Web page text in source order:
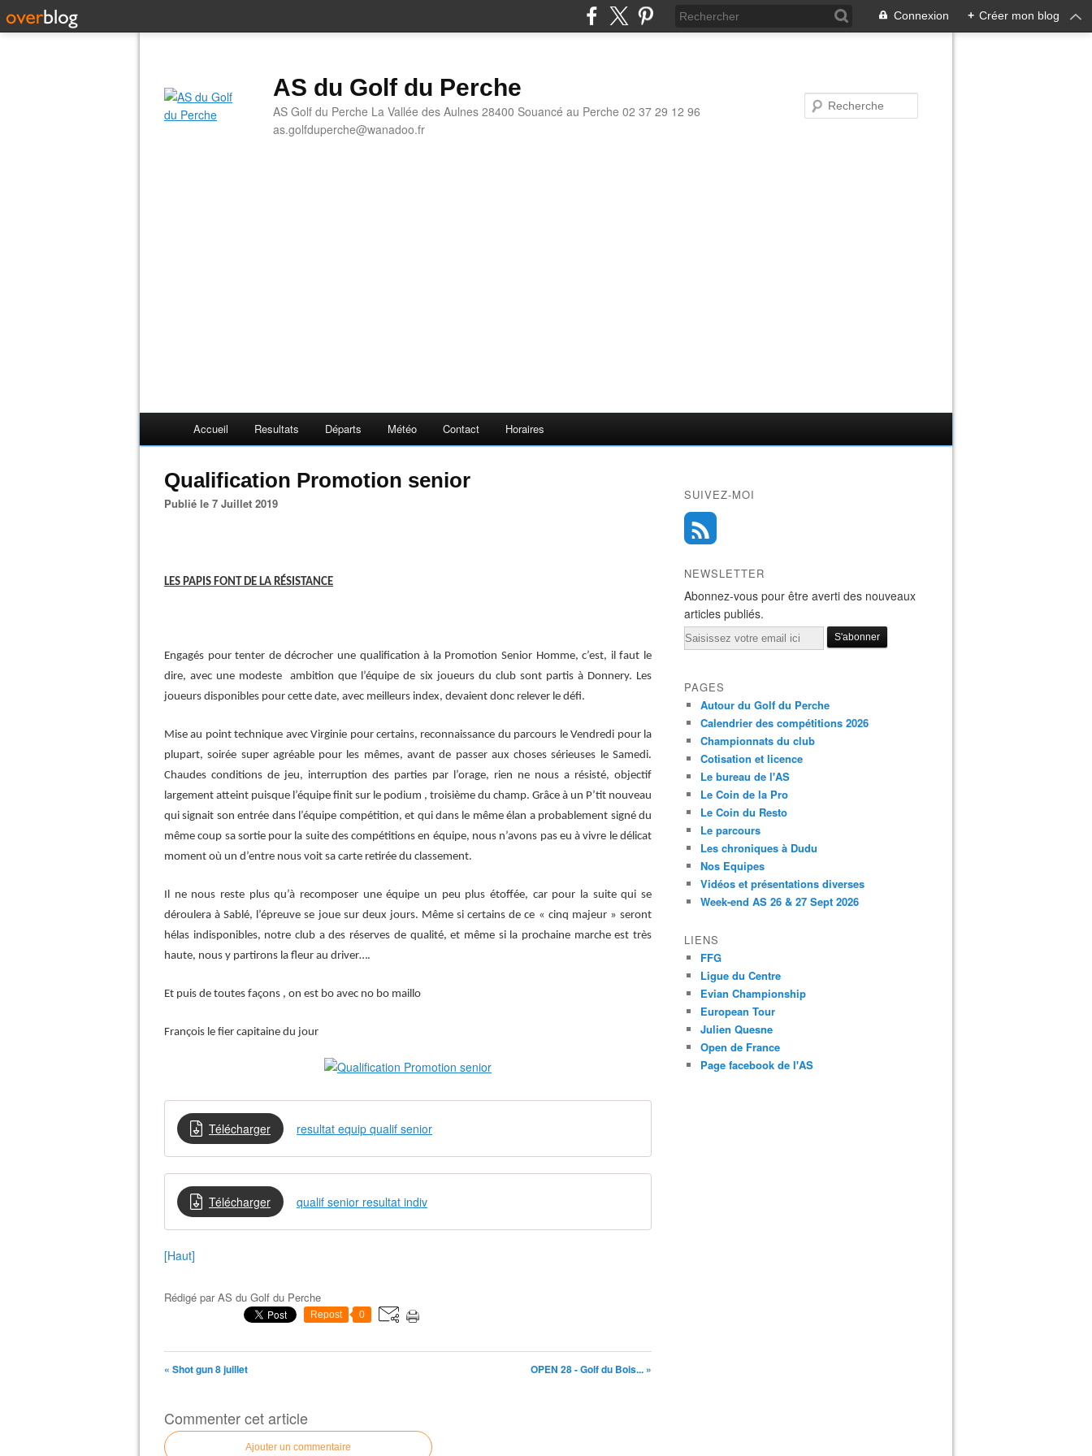
Connexion + Créer mon blog
AS du Golf du Perche
AS Golf du Perche La Vallée des Aulnes 28400 Souancé au Perche 02 37 29 12 96
as.golfduperche@wanadoo.fr
Accueil Resultats Départs Météo Contact Horaires
Qualification Promotion senior
Publié le 7 Juillet 2019
LES PAPIS FONT DE LA RÉSISTANCE
Engagés pour tenter de décrocher une qualification à la Promotion Senior Homme, c’est, il faut le
dire, avec une modeste ambition que l’équipe de six joueurs du club sont partis à Donnery. Les
joueurs disponibles pour cette date, avec meilleurs index, devaient donc relever le défi.
Mise au point technique avec Virginie pour certains, reconnaissance du parcours le Vendredi pour la
plupart, soirée super agréable pour les mêmes, avant de passer aux choses sérieuses le Samedi.
Chaudes conditions de jeu, interruption des parties par l’orage, rien ne nous a résisté, objectif
largement atteint puisque l’équipe finit sur le podium , troisième du champ. Grâce à un P’tit nouveau
qui signait son entrée dans l’équipe compétition, et qui dans le mêmeélan a probablement signé du
même coup sa sortie pour la suite des compétitions en équipe, nous n’avons pas eu à vivre le délicat
moment où un d’entre nous voit sa carte retirée du classement.
Il ne nous reste plus qu’à recomposer une équipe un peu plus étoffée, car pour la suite qui se
déroulera à Sablé, l’épreuve se joue sur deux jours. Même si certains de ce « cinq majeur » seront
hélas indisponibles, notre club a des réserves de qualité, et même si la prochaine marche est très
haute, nous y partirons la fleur au driver….
Et puis de toutes façons , on est bo avec no bo maillo
François le fier capitaine du jour
Télécharger resultat equip qualif senior
Télécharger qualif senior resultat indiv
[Haut]
Rédigé parAS du Golf du Perche
Repost 0
« Shot gun 8 juillet OPEN 28 - Golf du Bois... »
Commenter cet article
Ajouter un commentaire
SUIVEZ-MOI
NEWSLETTER
Abonnez-vous pour être averti des nouveaux
articles publiés.
Email
PAGES
Autour du Golf du Perche
Calendrier des compétitions 2026
Championnats du club
Cotisation et licence
Le bureau de l'AS
Le Coin de la Pro
Le Coin du Resto
Le parcours
Les chroniques à Dudu
Nos Equipes
Vidéos et présentations diverses
Week-end AS 26 & 27 Sept 2026
LIENS
FFG
Ligue du Centre
Evian Championship
European Tour
Julien Quesne
Open de France
Page facebook de l'AS